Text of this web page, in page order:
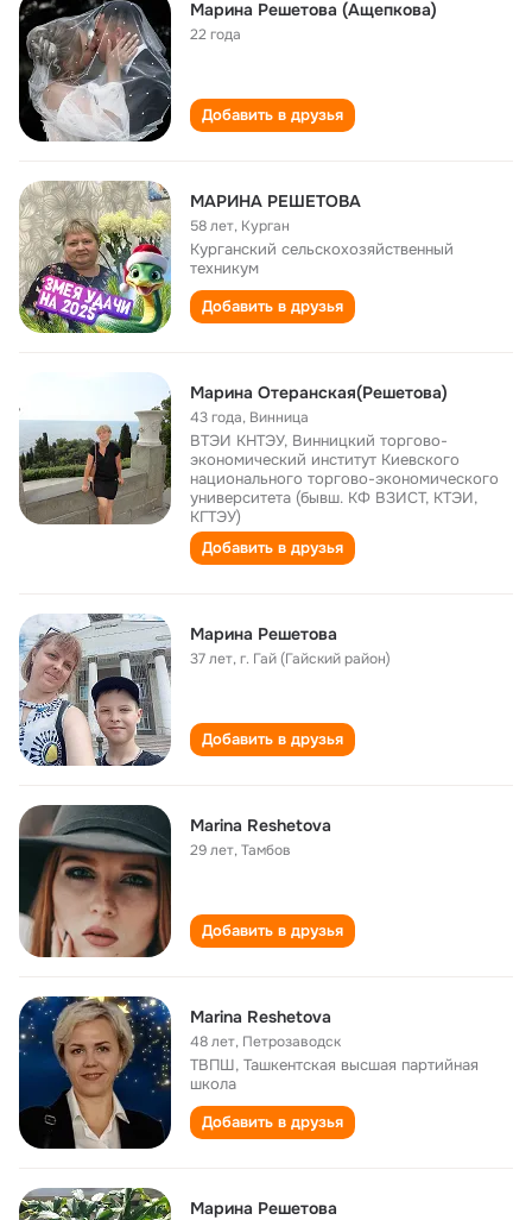
Марина Решетова (Ащепкова)
22 года
Добавить в друзья
МАРИНА РЕШЕТОВА
58 лет, Курган
Курганский сельскохозяйственный
техникум
Добавить в друзья
Марина Отеранская(Решетова)
43 года, Винница
ВТЭИ КНТЭУ, Винницкий торгово-
экономический институт Киевского
национального торгово-экономического
университета (бывш. КФ ВЗИСТ, КТЭИ,
КГТЭУ)
Добавить в друзья
Марина Решетова
37 лет,г. Гай (Гайский район)
Добавить в друзья
Marina Reshetova
29 лет,Тамбов
Добавить в друзья
Marina Reshetova
48 лет, Петрозаводск
ТВПШ, Ташкентская высшая партийная
школа
Добавить в друзья
Марина Решетова